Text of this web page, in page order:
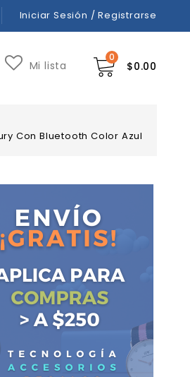
Iniciar Sesión / Registrarse
0
$0.00
Mi lista
Con Bluetooth Color Azul